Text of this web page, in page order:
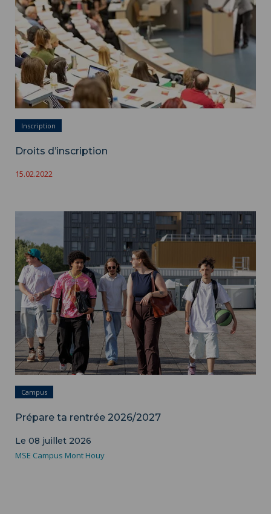
Inscription
Droits d’inscription
15.02.2022
La vie étudiante, entre rires, discussions et complicité - © Grégory
Campus
Prépare ta rentrée 2026/2027
Le 08 juillet 2026
MSE Campus Mont Houy